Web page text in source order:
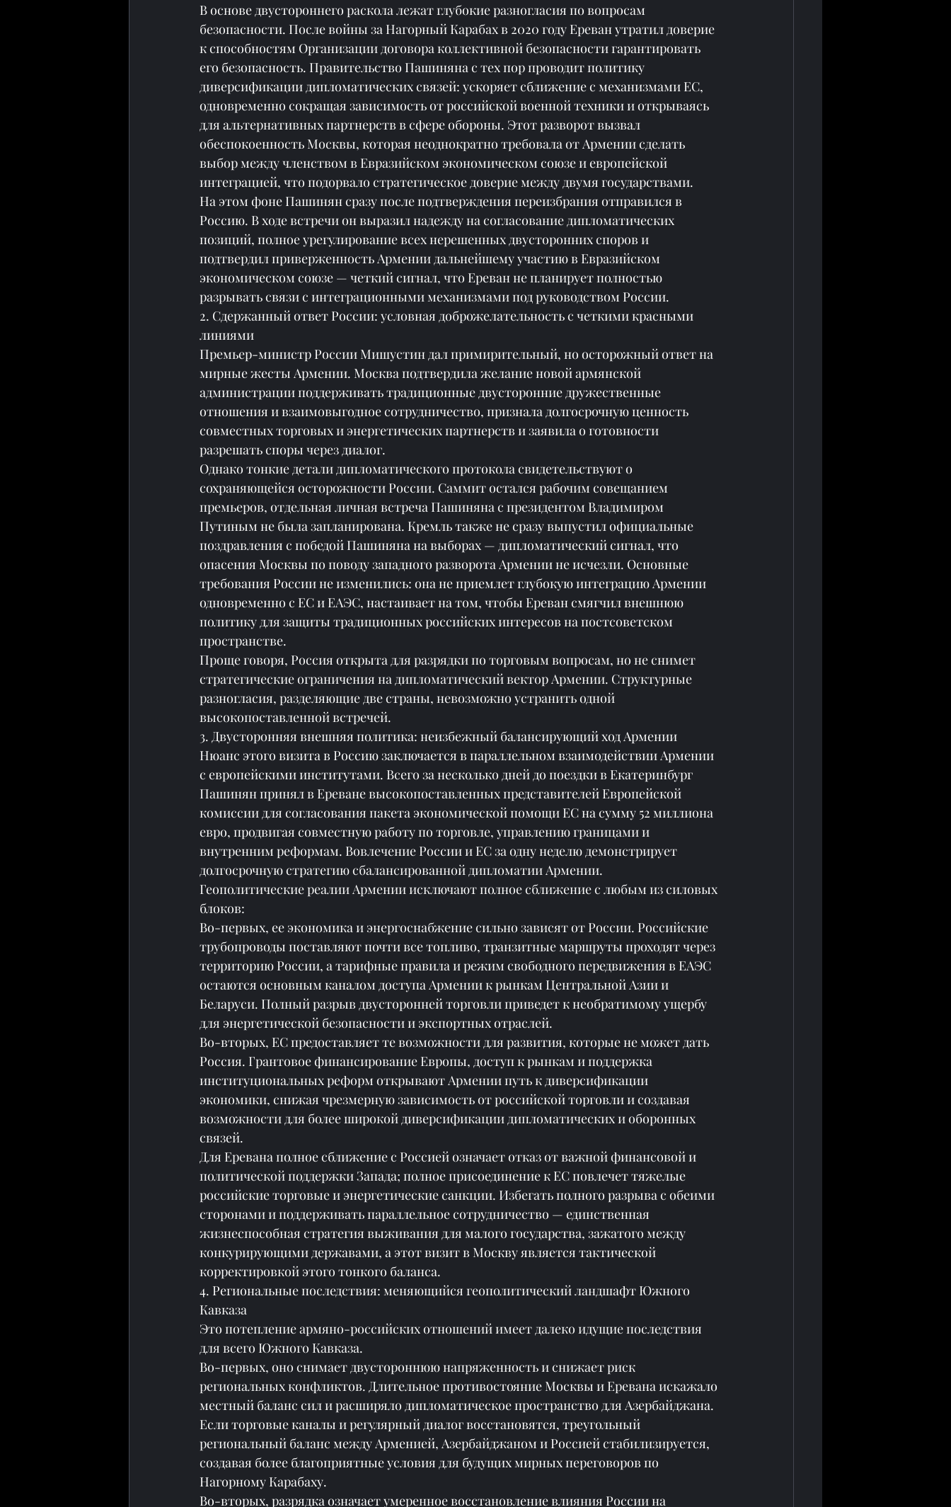
В основе двустороннего раскола лежат глубокие разногласия по вопросам
безопасности. После войны за Нагорный Карабах в 2020 году Ереван утратил доверие
к способностям Организации договора коллективной безопасности гарантировать
его безопасность. Правительство Пашиняна с тех пор проводит политику
диверсификации дипломатических связей: ускоряет сближение с механизмами ЕС,
одновременно сокращая зависимость от российской военной техники и открываясь
для альтернативных партнерств в сфере обороны. Этот разворот вызвал
обеспокоенность Москвы, которая неоднократно требовала от Армении сделать
выбор между членством в Евразийском экономическом союзе и европейской
интеграцией, что подорвало стратегическое доверие между двумя государствами.
На этом фоне Пашинян сразу после подтверждения переизбрания отправился в
Россию. В ходе встречи он выразил надежду на согласование дипломатических
позиций, полное урегулирование всех нерешенных двусторонних споров и
подтвердил приверженность Армении дальнейшему участию в Евразийском
экономическом союзе — четкий сигнал, что Ереван не планирует полностью
разрывать связи с интеграционными механизмами под руководством России.
2. Сдержанный ответ России: условная доброжелательность с четкими красными
линиями
Премьер-министр России Мишустин дал примирительный, но осторожный ответ на
мирные жесты Армении. Москва подтвердила желание новой армянской
администрации поддерживать традиционные двусторонние дружественные
отношения и взаимовыгодное сотрудничество, признала долгосрочную ценность
совместных торговых и энергетических партнерств и заявила о готовности
разрешать споры через диалог.
Однако тонкие детали дипломатического протокола свидетельствуют о
сохраняющейся осторожности России. Саммит остался рабочим совещанием
премьеров, отдельная личная встреча Пашиняна с президентом Владимиром
Путиным не была запланирована. Кремль также не сразу выпустил официальные
поздравления с победой Пашиняна на выборах — дипломатический сигнал, что
опасения Москвы по поводу западного разворота Армении не исчезли. Основные
требования России не изменились: она не приемлет глубокую интеграцию Армении
одновременно с ЕС и ЕАЭС, настаивает на том, чтобы Ереван смягчил внешнюю
политику для защиты традиционных российских интересов на постсоветском
пространстве.
Проще говоря, Россия открыта для разрядки по торговым вопросам, но не снимет
стратегические ограничения на дипломатический вектор Армении. Структурные
разногласия, разделяющие две страны, невозможно устранить одной
высокопоставленной встречей.
3. Двусторонняя внешняя политика: неизбежный балансирующий ход Армении
Нюанс этого визита в Россию заключается в параллельном взаимодействии Армении
с европейскими институтами. Всего за несколько дней до поездки в Екатеринбург
Пашинян принял в Ереване высокопоставленных представителей Европейской
комиссии для согласования пакета экономической помощи ЕС на сумму 52 миллиона
евро, продвигая совместную работу по торговле, управлению границами и
внутренним реформам. Вовлечение России и ЕС за одну неделю демонстрирует
долгосрочную стратегию сбалансированной дипломатии Армении.
Геополитические реалии Армении исключают полное сближение с любым из силовых
блоков:
Во-первых, ее экономика и энергоснабжение сильно зависят от России. Российские
трубопроводы поставляют почти все топливо, транзитные маршруты проходят через
территорию России, а тарифные правила и режим свободного передвижения в ЕАЭС
остаются основным каналом доступа Армении к рынкам Центральной Азии и
Беларуси. Полный разрыв двусторонней торговли приведет к необратимому ущербу
для энергетической безопасности и экспортных отраслей.
Во-вторых, ЕС предоставляет те возможности для развития, которые не может дать
Россия. Грантовое финансирование Европы, доступ к рынкам и поддержка
институциональных реформ открывают Армении путь к диверсификации
экономики, снижая чрезмерную зависимость от российской торговли и создавая
возможности для более широкой диверсификации дипломатических и оборонных
связей.
Для Еревана полное сближение с Россией означает отказ от важной финансовой и
политической поддержки Запада; полное присоединение к ЕС повлечет тяжелые
российские торговые и энергетические санкции. Избегать полного разрыва с обеими
сторонами и поддерживать параллельное сотрудничество — единственная
жизнеспособная стратегия выживания для малого государства, зажатого между
конкурирующими державами, а этот визит в Москву является тактической
корректировкой этого тонкого баланса.
4. Региональные последствия: меняющийся геополитический ландшафт Южного
Кавказа
Это потепление армяно-российских отношений имеет далеко идущие последствия
для всего Южного Кавказа.
Во-первых, оно снимает двустороннюю напряженность и снижает риск
региональных конфликтов. Длительное противостояние Москвы и Еревана искажало
местный баланс сил и расширяло дипломатическое пространство для Азербайджана.
Если торговые каналы и регулярный диалог восстановятся, треугольный
региональный баланс между Арменией, Азербайджаном и Россией стабилизируется,
создавая более благоприятные условия для будущих мирных переговоров по
Нагорному Карабаху.
Во-вторых, разрядка означает умеренное восстановление влияния России на